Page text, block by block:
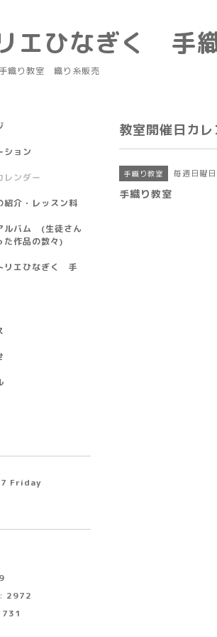
エひなぎく 手
織り教室 織り糸販売
教室開催日カレ
手織り教室 毎週日曜日
手織り教室
ション
レンダー
紹介・レッスン料
ルバム (生徒さん
た作品の数々)
リエひなぎく 手
Friday
2972